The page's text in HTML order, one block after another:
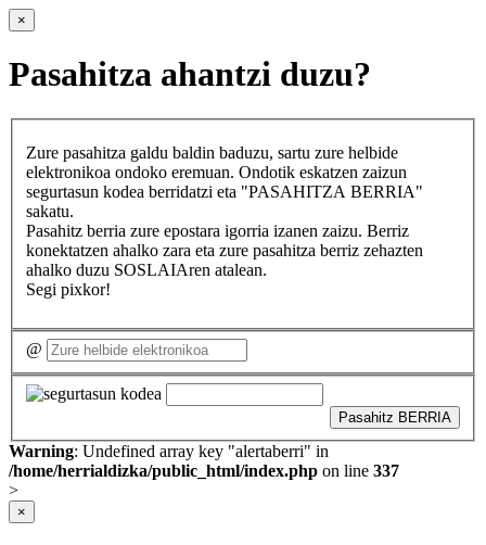
×
Pasahitza ahantzi duzu?
Zure pasahitza galdu baldin baduzu, sartu zure helbide
elektronikoa ondoko eremuan. Ondotik eskatzen zaizun
segurtasun kodea berridatzi eta "PASAHITZA BERRIA"
sakatu.
Pasahitz berria zure epostara igorria izanen zaizu. Berriz
konektatzen ahalko zara eta zure pasahitza berriz zehazten
ahalko duzu SOSLAIAren atalean.
Segi pixkor!
@
Pasahitz BERRIA
Warning: Undefined array key "alertaberri" in
/home/herrialdizka/public_html/index.php on line 337
>
×